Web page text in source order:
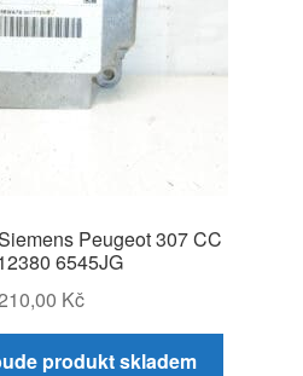
Peugeot 307 CC
6545JG
Kč
produkt skladem